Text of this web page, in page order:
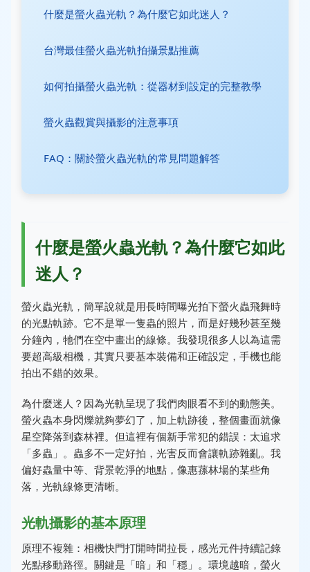
什麼是螢火蟲光軌？為什麼它如此迷人？
台灣最佳螢火蟲光軌拍攝景點推薦
如何拍攝螢火蟲光軌：從器材到設定的完整教學
螢火蟲觀賞與攝影的注意事項
FAQ：關於螢火蟲光軌的常見問題解答
什麼是螢火蟲光軌？為什麼它如此
迷人？
螢火蟲光軌，簡單說就是用長時間曝光拍下螢火蟲飛舞時
的光點軌跡。它不是單一隻蟲的照片，而是好幾秒甚至幾
分鐘內，牠們在空中畫出的線條。我發現很多人以為這需
要超高級相機，其實只要基本裝備和正確設定，手機也能
拍出不錯的效果。
為什麼迷人？因為光軌呈現了我們肉眼看不到的動態美。
螢火蟲本身閃爍就夠夢幻了，加上軌跡後，整個畫面就像
星空降落到森林裡。但這裡有個新手常犯的錯誤：太追求
「多蟲」。蟲多不一定好拍，光害反而會讓軌跡雜亂。我
偏好蟲量中等、背景乾淨的地點，像惠蓀林場的某些角
落，光軌線條更清晰。
光軌攝影的基本原理
原理不複雜：相機快門打開時間拉長，感光元件持續記錄
光點移動路徑。關鍵是「暗」和「穩」。環境越暗，螢火